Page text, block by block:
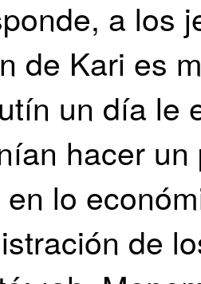
a los
de Kari es
un día le
hacer
lo
de